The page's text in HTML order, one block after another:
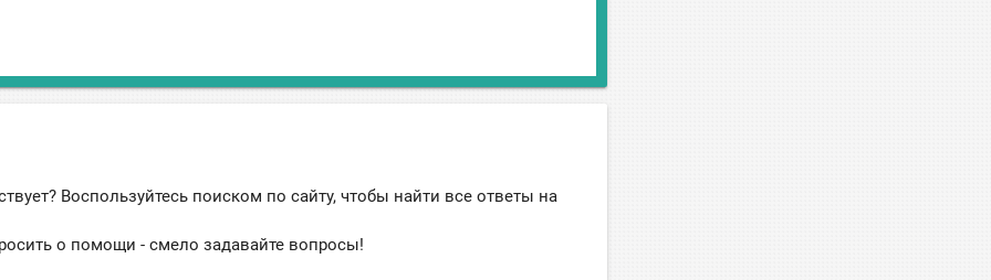
Воспользуйтесь поиском по сайту, чтобы найти все ответы на
о помощи - смело задавайте вопросы!